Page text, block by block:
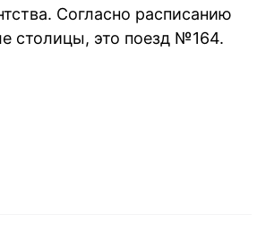
Согласно расписанию
столицы, это поезд №164.